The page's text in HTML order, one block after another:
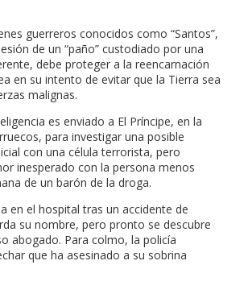
guerreros conocidos como “Santos”,
de un “paño” custodiado por una
debe proteger a la reencarnación
en su intento de evitar que la Tierra sea
malignas.
es enviado a El Príncipe, en la
para investigar una posible
con una célula terrorista, pero
inesperado con la persona menos
de un barón de la droga.
en el hospital tras un accidente de
su nombre, pero pronto se descubre
abogado. Para colmo, la policía
que ha asesinado a su sobrina